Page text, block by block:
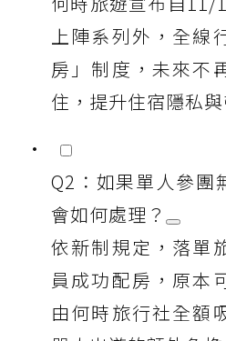
上陣系列外，全線
房」制度，未來不
住，提升住宿隱私與
Q2：如果單人參團
會如何處理？
依新制規定，落單
員成功配房，原本
由何時旅行社全額